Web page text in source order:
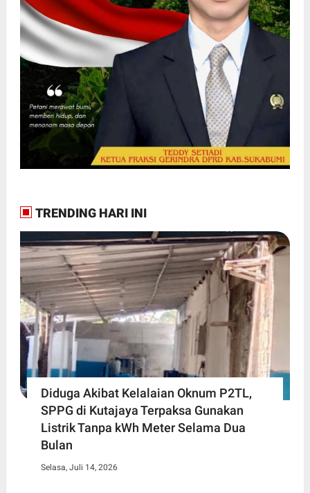
TRENDING HARI INI
Diduga Akibat Kelalaian Oknum P2TL,
SPPG di Kutajaya Terpaksa Gunakan
Listrik Tanpa kWh Meter Selama Dua
Bulan
Selasa, Juli 14, 2026